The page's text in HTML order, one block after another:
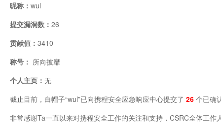
昵称： wul
提交漏洞数： 26
贡献值： 3410
称号： 所向披靡
个人主页： 无
截止目前，白帽子“wul”已向携程安全应急响应中心提交了 26 个已确
非常感谢Ta一直以来对携程安全工作的关注和支持，CSRC全体工